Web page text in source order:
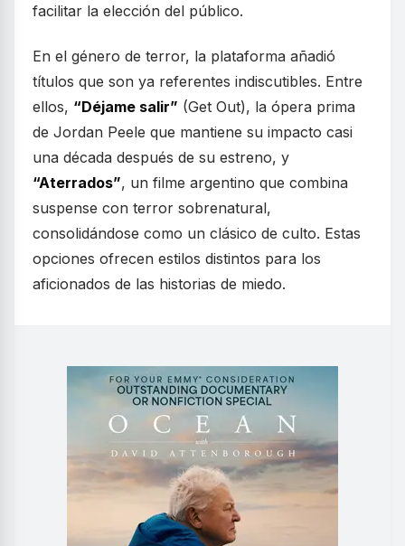
facilitar la elección del público.
En el género de terror, la plataforma añadió
títulos que son ya referentes indiscutibles. Entre
ellos, “Déjame salir” (Get Out), la ópera prima
de Jordan Peele que mantiene su impacto casi
una década después de su estreno, y
“Aterrados”, un filme argentino que combina
suspense con terror sobrenatural,
consolidándose como un clásico de culto. Estas
opciones ofrecen estilos distintos para los
aficionados de las historias de miedo.